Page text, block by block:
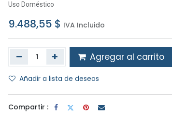
Uso Doméstico
9.488,55 $ IVA Incluido
Agregar al carrito
Añadir a lista de deseos
Compartir :